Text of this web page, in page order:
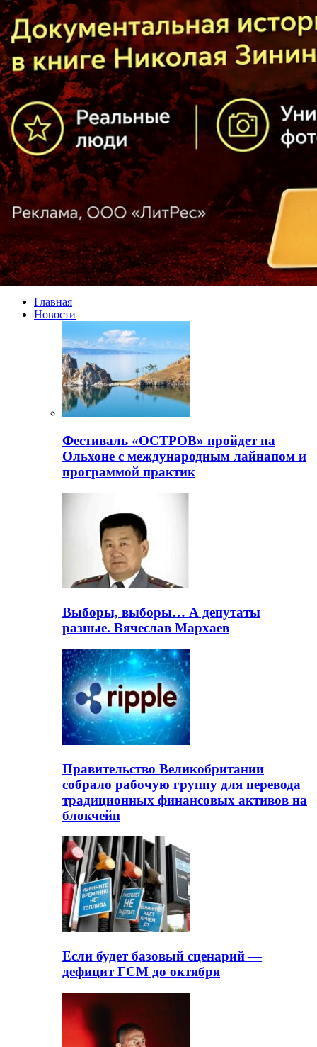
Главная
Новости
Фестиваль «ОСТРОВ» пройдет на
Ольхоне с международным лайнапом и
программой практик
Выборы, выборы… А депутаты
разные. Вячеслав Мархаев
Правительство Великобритании
собрало рабочую группу для перевода
традиционных финансовых активов на
блокчейн
Если будет базовый сценарий —
дефицит ГСМ до октября